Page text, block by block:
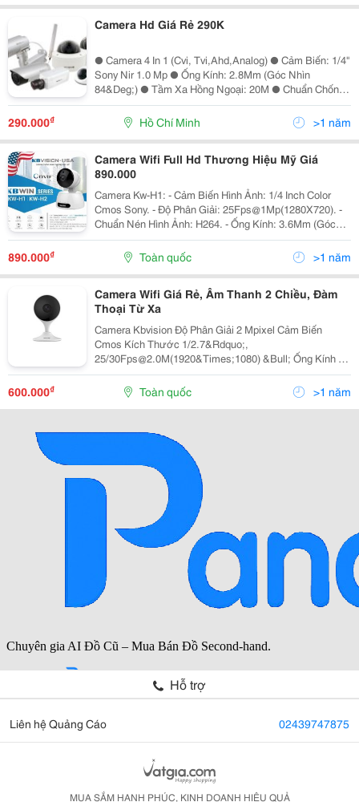
Camera Hd Giá Rẻ 290K
● Camera 4 In 1 (Cvi, Tvi,Ahd,Analog) ● Cảm Biến: 1/4''
Sony Nir 1.0 Mp ● Ống Kính: 2.8Mm (Góc Nhìn
84&Deg;) ● Tầm Xa Hồng Ngoại: 20M ● Chuẩn Chống
Bụi Nước Ip67 (Kx-A1003C4) ● Vỏ Nhựa Công Ty Tnhh
Thương Mại Dịch Vụ Công Nghệ Kỹ Thuật...
290.000₫ Hồ Chí Minh >1 năm
Camera Wifi Full Hd Thương Hiệu Mỹ Giá
890.000
Camera Kw-H1: - Cảm Biến Hình Ảnh: 1/4 Inch Color
Cmos Sony. - Độ Phân Giải: 25Fps@1Mp(1280X720). -
Chuẩn Nén Hình Ảnh: H264. - Ống Kính: 3.6Mm (Góc
Nhìn 60.5&Deg;). - Tầm Quan Sát Hồng Ngoại: 10 Mét
(Led Smd). - Hỗ Trợ Wifi (Ieee80
890.000₫ Toàn quốc >1 năm
Camera Wifi Giá Rẻ, Âm Thanh 2 Chiều, Đàm
Thoại Từ Xa
Camera Kbvision Độ Phân Giải 2 Mpixel Cảm Biến
Cmos Kích Thước 1/2.7&Rdquo;,
25/30Fps@2.0M(1920&Times;1080) &Bull; Ống Kính Cố
Định 2,8Mm Cho Góc Nhìn 112&Deg;(H), 58&Deg;(V),
131&Deg;(D) &Bull; Chuẩn Nén H.265, Độ Nhạy Sáng
Tối Thiểu 1.96Lux/F1.2(Co
600.000₫ Toàn quốc >1 năm
Hỗ trợ
Liên hệ Quảng Cáo 02439747875
MUA SẮM HẠNH PHÚC, KINH DOANH HIỆU QUẢ